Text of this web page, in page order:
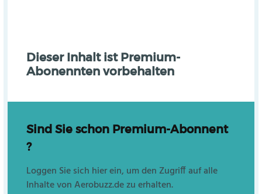
Dieser Inhalt ist Premium-
Abonennten vorbehalten
Sind Sie schon Premium-Abonnent
?
Loggen Sie sich hier ein, um den Zugriff auf alle
Inhalte von Aerobuzz.de zu erhalten.